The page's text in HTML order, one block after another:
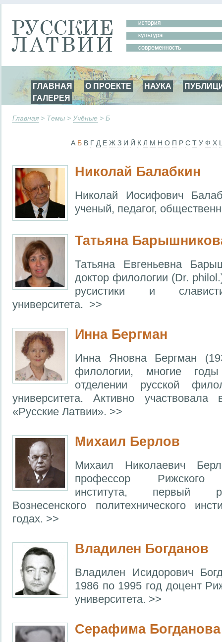
ГЛАВНАЯ О ПРОЕКТЕ НАУКА
ГАЛЕРЕЯ
Главная > Темы > Учёные > Б
А Б В Г Д Е Ж З И Й К Л М Н О П Р С Т У Ф Х
Николай Балабкин
Николай Иосифович
ученый, педагог,
Татьяна
Татьяна Евгеньевна
доктор филологии (Dr.
русистики и
университета. >>
Инна Бергман
Инна Яновна Бергман
филологии, многие
отделении русской
университета. Активно участвовала
«Русские Латвии». >>
Михаил Берлов
Михаил Николаевич
профессор Рижского
института, первый
Вознесенского политехнического
годах. >>
Владилен Богданов
Владилен Исидорович
1986 по 1995 год доцент
университета. >>
Серафима Богданова